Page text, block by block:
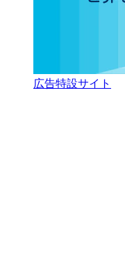
広告特設サイト